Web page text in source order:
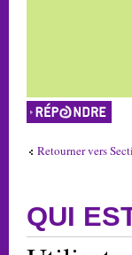
Répondre
Retourner vers
QUI